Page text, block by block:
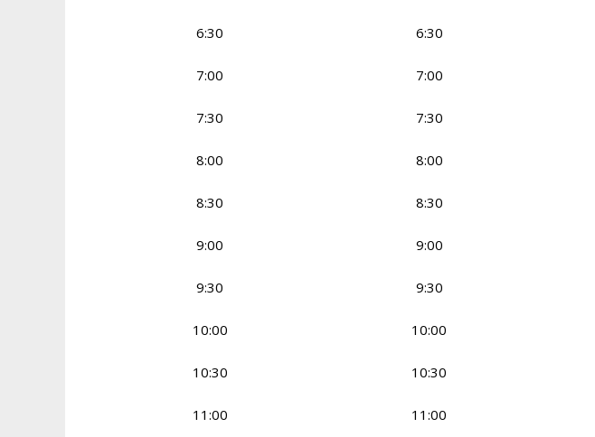
6:30 6:30
7:00 7:00
7:30 7:30
8:00 8:00
8:30 8:30
9:00 9:00
9:30 9:30
10:00 10:00
10:30 10:30
11:00 11:00